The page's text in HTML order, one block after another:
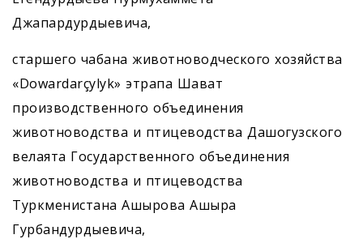
Джапардурдыевича,
старшего чабана животноводческого хозяйства
«Dowardarçylyk» этрапа Шават
производственного объединения
животноводства и птицеводства Дашогузского
велаята Государственного объединения
животноводства и птицеводства
Туркменистана Ашырова Ашыра
Гурбандурдыевича,